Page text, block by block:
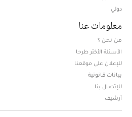
دولي
معلومات عنا
من نحن ؟
الأسئلة الأكثر طرحا
للإعلان على موقعنا
بيانات قانونية
للإتصال بنا
أرشيف